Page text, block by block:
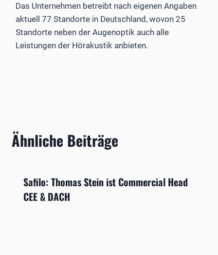
Das Unternehmen betreibt nach eigenen Angaben
aktuell 77 Standorte in Deutschland, wovon 25
Standorte neben der Augenoptik auch alle
Leistungen der Hörakustik anbieten.
Ähnliche Beiträge
Safilo: Thomas Stein ist Commercial Head
CEE & DACH